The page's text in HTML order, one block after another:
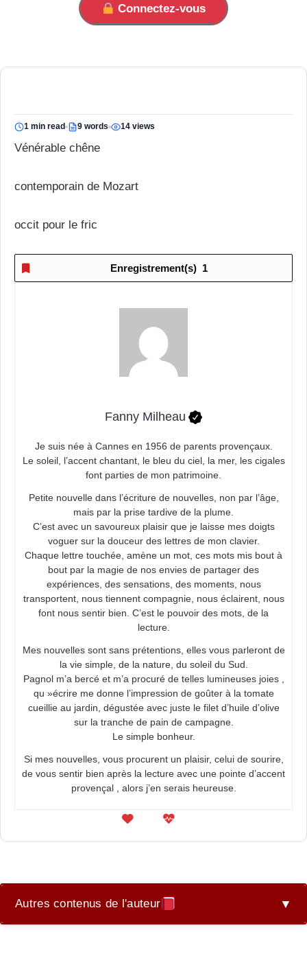
Connectez-vous
1 min read 9 words 14 views
Vénérable chêne
contemporain de Mozart
occit pour le fric
Enregistrement(s) 1
Fanny Milheau
Je suis née à Cannes en 1956 de parents provençaux.
Le soleil, l’accent chantant, le bleu du ciel, la mer, les cigales
font parties de mon patrimoine.
Petite nouvelle dans l’écriture de nouvelles, non par l’âge,
mais par la prise tardive de la plume.
C’est avec un savoureux plaisir que je laisse mes doigts
voguer sur la douceur des lettres de mon clavier.
Chaque lettre touchée, amène un mot, ces mots mis bout à
bout par la magie de nos envies de partager des
expériences, des sensations, des moments, nous
transportent, nous tiennent compagnie, nous éclairent, nous
font nous sentir bien. C’est le pouvoir des mots, de la
lecture.
Mes nouvelles sont sans prétentions, elles vous parleront de
la vie simple, de la nature, du soleil du Sud.
Pagnol m’a bercé et m’a procuré de telles lumineuses joies ,
qu »écrire me donne l’impression de goûter à la tomate
cueillie au jardin, dégustée avec juste le filet d’huile d’olive
sur la tranche de pain de campagne.
Le simple bonheur.
Si mes nouvelles, vous procurent un plaisir, celui de sourire,
de vous sentir bien après la lecture avec une pointe d’accent
provençal , alors j’en serais heureuse.
Autres contenus de l'auteur ▼